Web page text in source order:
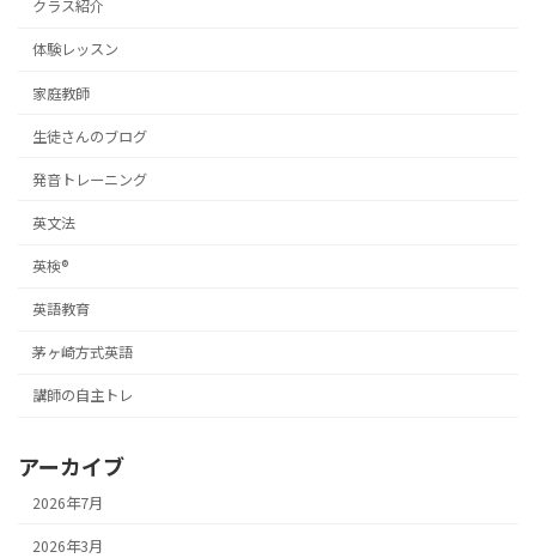
クラス紹介
体験レッスン
家庭教師
生徒さんのブログ
発音トレーニング
英文法
英検®
英語教育
茅ヶ崎方式英語
講師の自主トレ
アーカイブ
2026年7月
2026年3月